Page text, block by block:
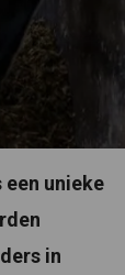
een unieke
in